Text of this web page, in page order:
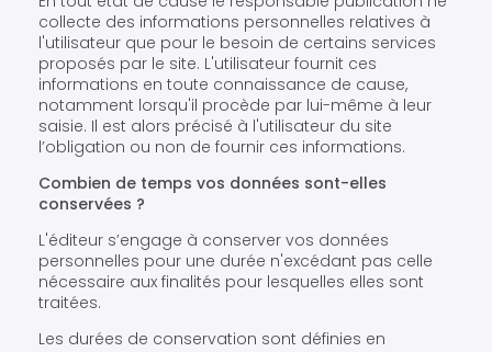
collecte des informations personnelles relatives à
l'utilisateur que pour le besoin de certains services
proposés par le site. L'utilisateur fournit ces
informations en toute connaissance de cause,
notamment lorsqu'il procède par lui-même à leur
saisie. Il est alors précisé à l'utilisateur du site
l’obligation ou non de fournir ces informations.
Combien de temps vos données sont-elles
conservées ?
L'éditeur s’engage à conserver vos données
personnelles pour une durée n'excédant pas celle
nécessaire aux finalités pour lesquelles elles sont
traitées.
Les durées de conservation sont définies en